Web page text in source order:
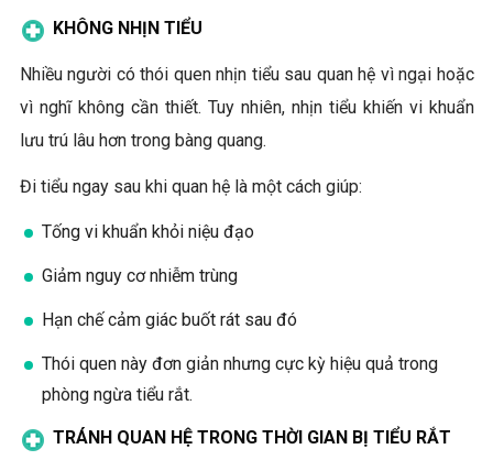
KHÔNG NHỊN TIỂU
Nhiều người có thói quen nhịn tiểu sau quan hệ vì ngại hoặc
vì nghĩ không cần thiết. Tuy nhiên, nhịn tiểu khiến vi khuẩn
lưu trú lâu hơn trong bàng quang.
Đi tiểu ngay sau khi quan hệ là một cách giúp:
Tống vi khuẩn khỏi niệu đạo
Giảm nguy cơ nhiễm trùng
Hạn chế cảm giác buốt rát sau đó
Thói quen này đơn giản nhưng cực kỳ hiệu quả trong
phòng ngừa tiểu rắt.
TRÁNH QUAN HỆ TRONG THỜI GIAN BỊ TIỂU RẮT